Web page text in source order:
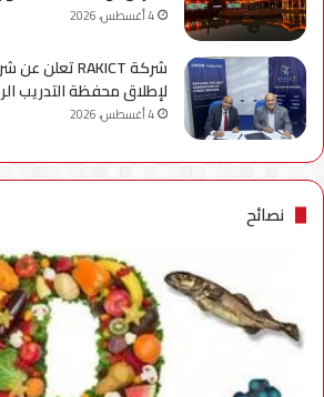
4 أغسطس، 2026
لإطلاق محفظة التدريب
4 أغسطس، 2026
نصائح